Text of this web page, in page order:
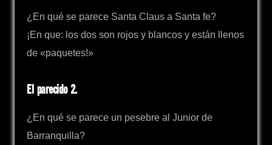
¿En qué se parece Santa Claus a Santa fe?
¡En que: los dos son rojos y blancos y están llenos
de «paquetes!»
El parecido 2.
¿En qué se parece un pesebre al Junior de
Barranquilla?